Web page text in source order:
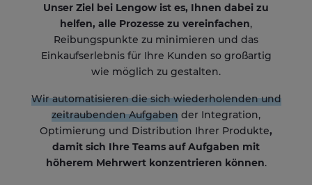
Unser Ziel bei Lengow ist es, Ihnen dabei zu
helfen, alle Prozesse zu vereinfachen,
Reibungspunkte zu minimieren und das
Einkaufserlebnis für Ihre Kunden so großartig
wie möglich zu gestalten.
Wir automatisieren die sich wiederholenden und
zeitraubenden Aufgaben der Integration,
Optimierung und Distribution Ihrer Produkte,
damit sich Ihre Teams auf Aufgaben mit
höherem Mehrwert konzentrieren können.